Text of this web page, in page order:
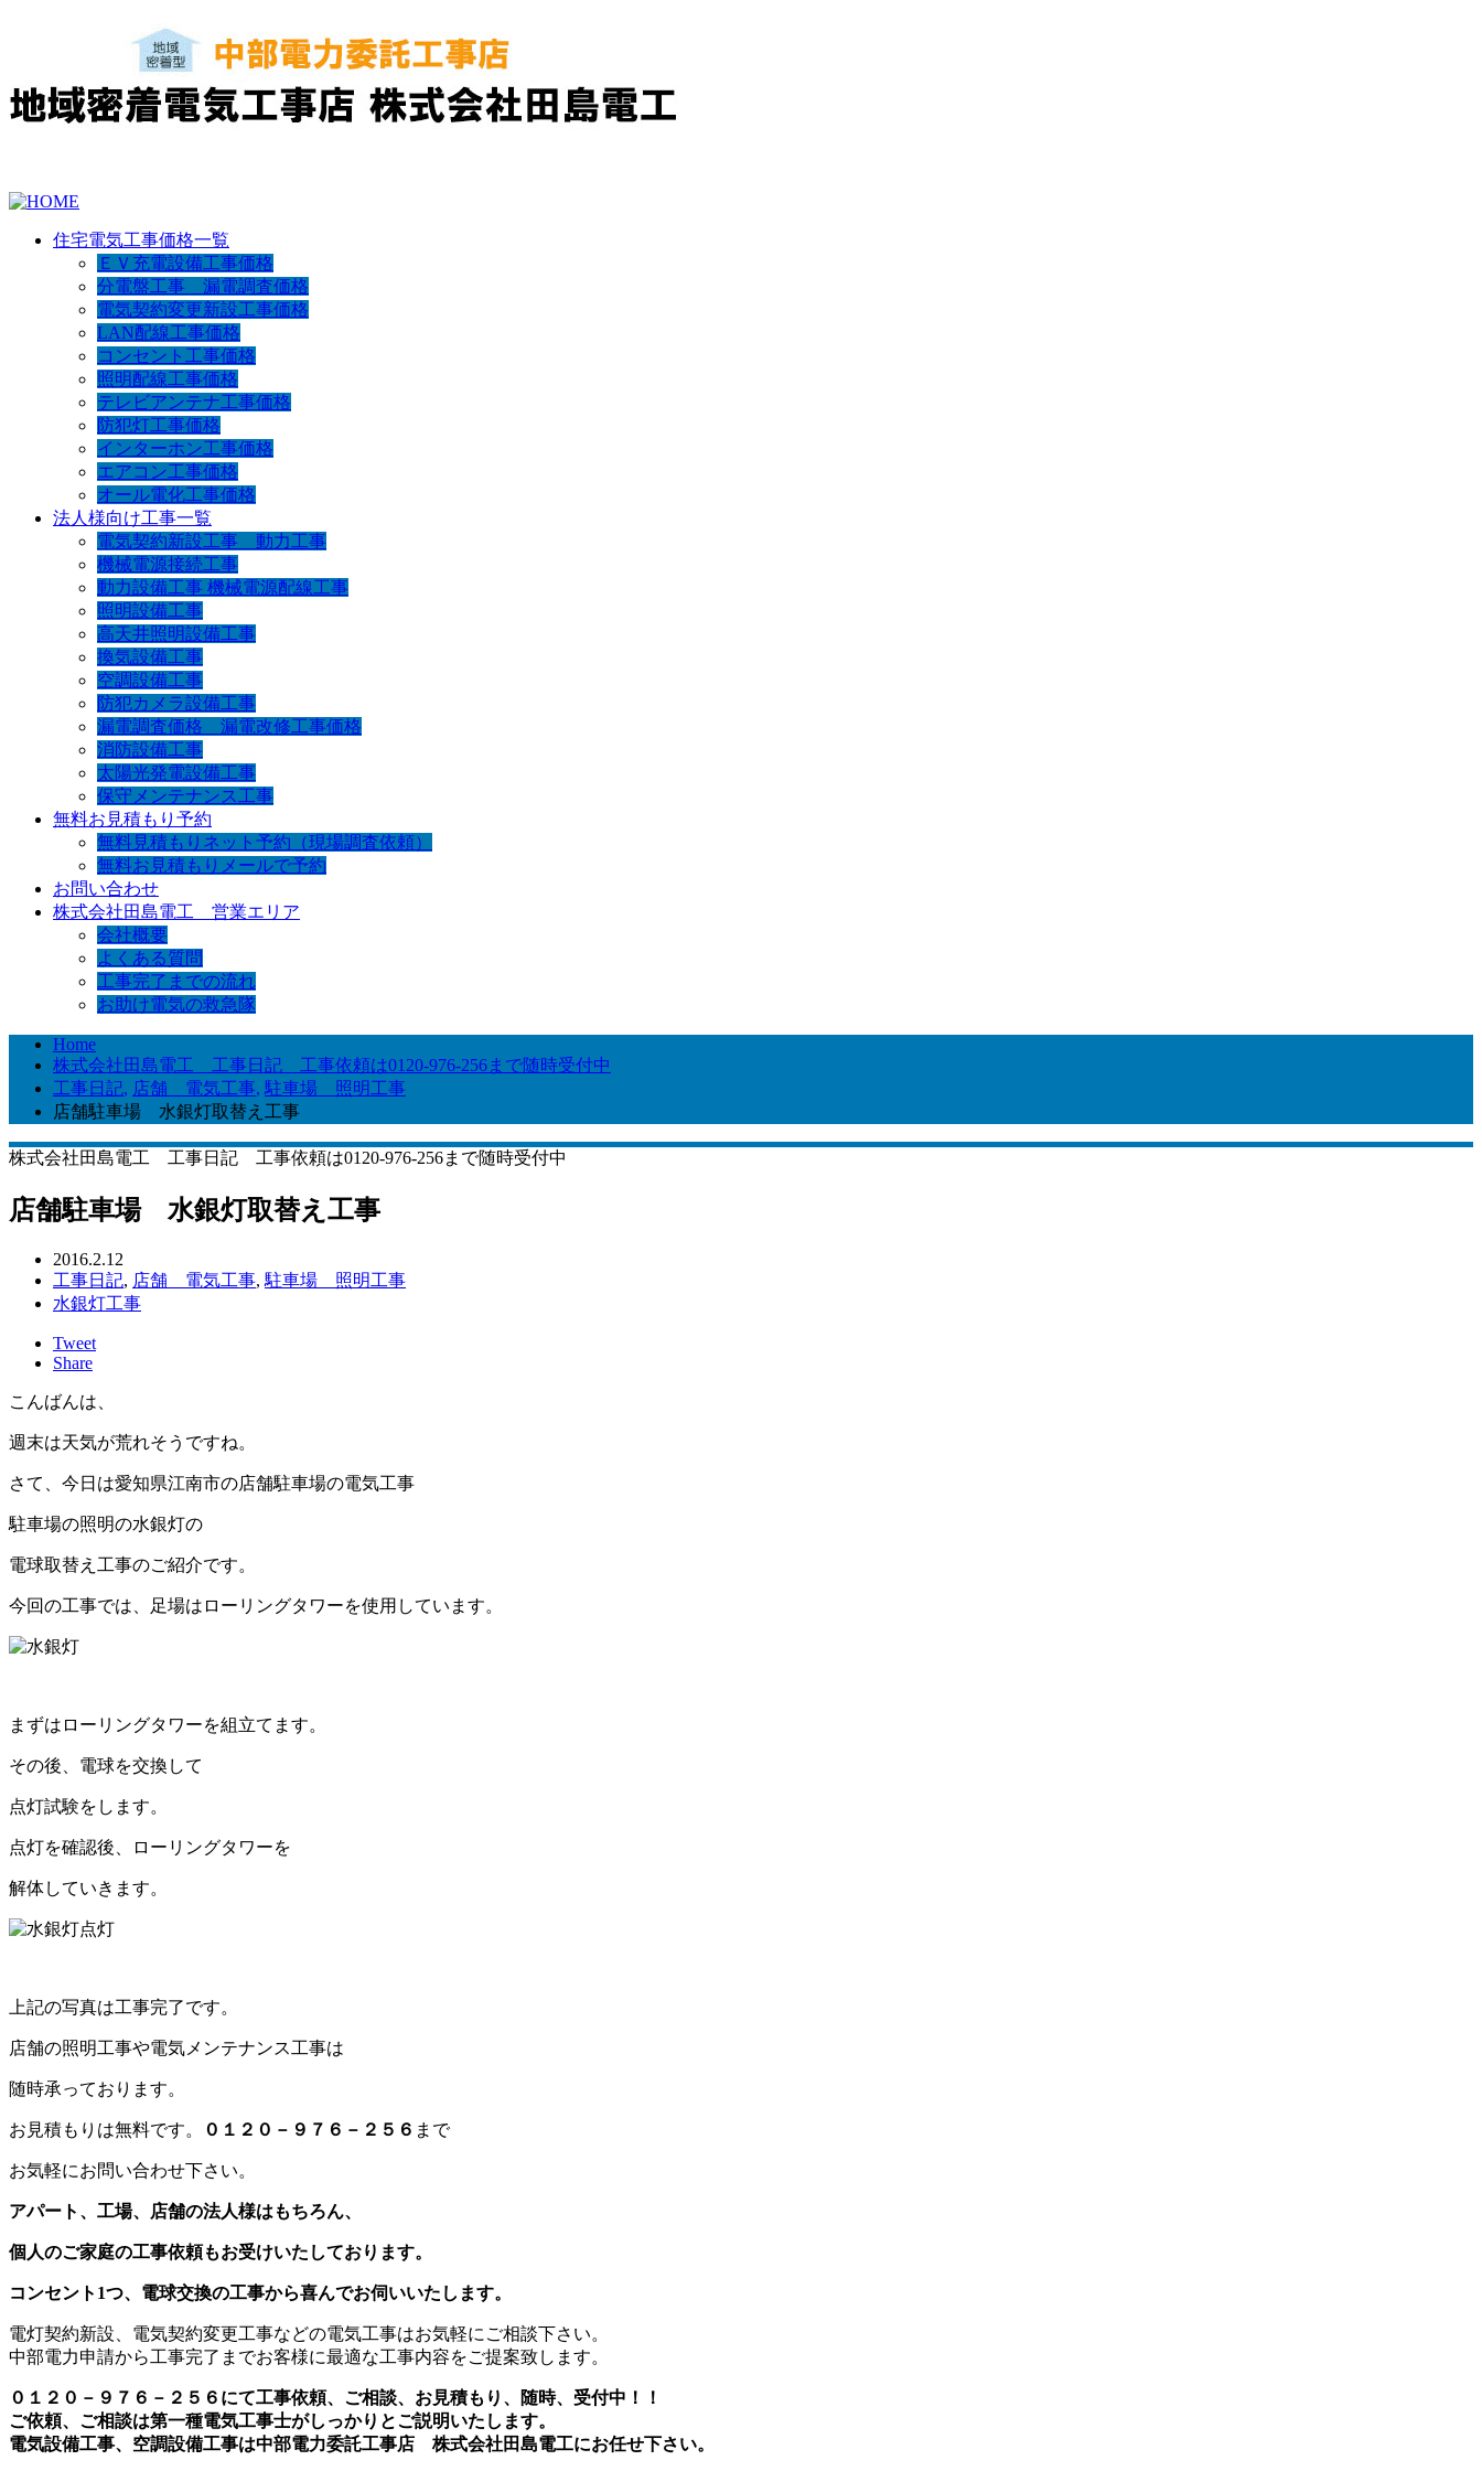
住宅電気工事価格一覧
ＥＶ充電設備工事価格
分電盤工事 漏電調査価格
電気契約変更新設工事価格
LAN配線工事価格
コンセント工事価格
照明配線工事価格
テレビアンテナ工事価格
防犯灯工事価格
インターホン工事価格
エアコン工事価格
オール電化工事価格
法人様向け工事一覧
電気契約新設工事 動力工事
機械電源接続工事
動力設備工事 機械電源配線工事
照明設備工事
高天井照明設備工事
換気設備工事
空調設備工事
防犯カメラ設備工事
漏電調査価格 漏電改修工事価格
消防設備工事
太陽光発電設備工事
保守メンテナンス工事
無料お見積もり予約
無料見積もりネット予約（現場調査依頼）
無料お見積もりメールで予約
お問い合わせ
株式会社田島電工 営業エリア
会社概要
よくある質問
工事完了までの流れ
お助け電気の救急隊
Home
株式会社田島電工 工事日記 工事依頼は0120-976-256まで随時受付中
工事日記, 店舗 電気工事, 駐車場 照明工事
店舗駐車場 水銀灯取替え工事
株式会社田島電工 工事日記 工事依頼は0120-976-256まで随時受付中
店舗駐車場 水銀灯取替え工事
2016.2.12
工事日記, 店舗 電気工事, 駐車場 照明工事
水銀灯工事
Tweet
Share
こんばんは、
週末は天気が荒れそうですね。
さて、今日は愛知県江南市の店舗駐車場の電気工事
駐車場の照明の水銀灯の
電球取替え工事のご紹介です。
今回の工事では、足場はローリングタワーを使用しています。
まずはローリングタワーを組立てます。
その後、電球を交換して
点灯試験をします。
点灯を確認後、ローリングタワーを
解体していきます。
上記の写真は工事完了です。
店舗の照明工事や電気メンテナンス工事は
随時承っております。
お見積もりは無料です。 ０１２０－９７６－２５６ まで
お気軽にお問い合わせ下さい。
アパート、工場、店舗の法人様はもちろん、
個人のご家庭の工事依頼もお受けいたしております。
コンセント1つ、電球交換の工事から喜んでお伺いいたします。
電灯契約新設、電気契約変更工事などの電気工事はお気軽にご相談下さい。
中部電力申請から工事完了までお客様に最適な工事内容をご提案致します。
０１２０－９７６－２５６にて工事依頼、ご相談、お見積もり、随時、受付中！！
ご依頼、ご相談は第一種電気工事士がしっかりとご説明いたします。
電気設備工事、空調設備工事は中部電力委託工事店 株式会社田島電工にお任せ下さい。